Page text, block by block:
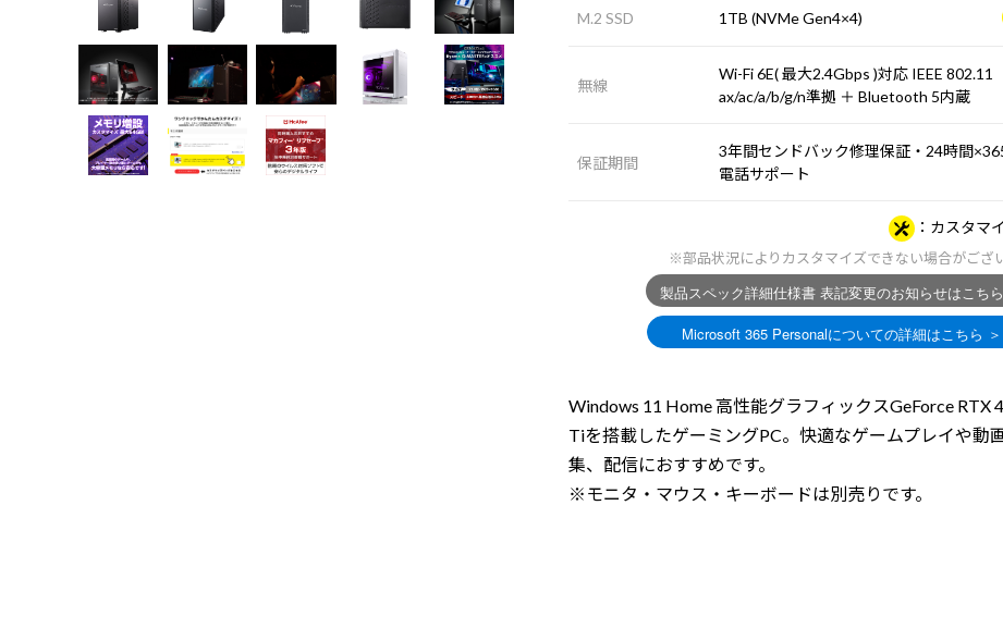
M.2 SSD 1TB (NVMe Gen4×4)
無線
Wi-Fi 6E( 最大2.4Gbps )対応 IEEE 802.11
ax/ac/a/b/g/n準拠 ＋ Bluetooth 5内蔵
保証期間
3年間センドバック修理保証・24時間
電話サポート
カスタマ
※部品状況によりカスタマイズできない場合がござ
Windows 11 Home 高性能グラフィックスGeForce RTX
Tiを搭載したゲーミングPC。快適なゲームプレイや動
集、配信におすすめです。
※モニタ・マウス・キーボードは別売りです。